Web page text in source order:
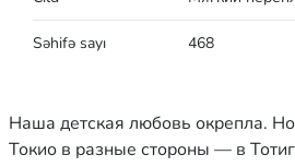
Səhifə sayı 468
Наша детская любовь окрепла.
Токио в разные стороны — в